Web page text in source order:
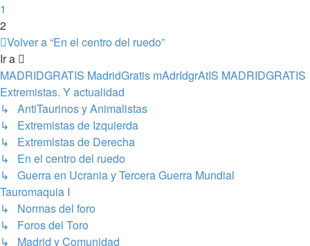
1
2
Volver a “En el centro del ruedo”
Ir a
MADRIDGRATIS MadridGratis mAdrIdgrAtIS MADRIDGRATIS
Extremistas. Y actualidad
↳ AntiTaurinos y Animalistas
↳ Extremistas de Izquierda
↳ Extremistas de Derecha
↳ En el centro del ruedo
↳ Guerra en Ucrania y Tercera Guerra Mundial
Tauromaquia I
↳ Normas del foro
↳ Foros del Toro
↳ Madrid y Comunidad